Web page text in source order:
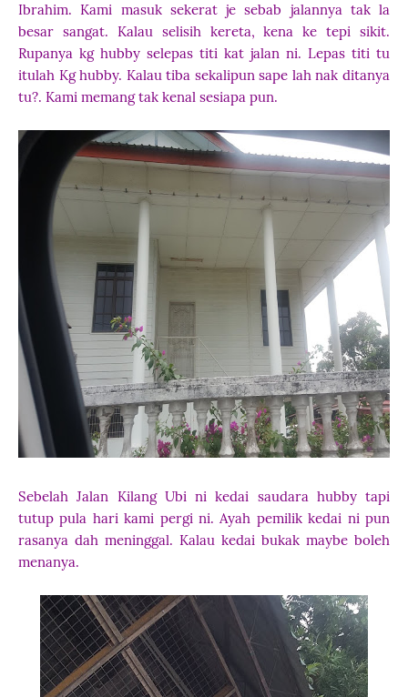
Ibrahim. Kami masuk sekerat je sebab jalannya tak la
besar sangat. Kalau selisih kereta, kena ke tepi sikit.
Rupanya kg hubby selepas titi kat jalan ni. Lepas titi tu
itulah Kg hubby. Kalau tiba sekalipun sape lah nak ditanya
tu?. Kami memang tak kenal sesiapa pun.
Sebelah Jalan Kilang Ubi ni kedai saudara hubby tapi
tutup pula hari kami pergi ni. Ayah pemilik kedai ni pun
rasanya dah meninggal. Kalau kedai bukak maybe boleh
menanya.